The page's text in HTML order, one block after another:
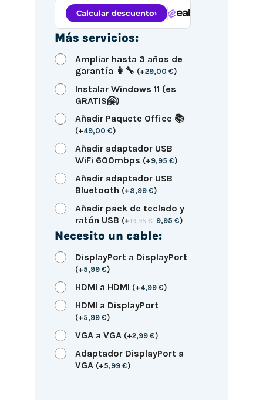
Más servicios:
Ampliar hasta 3 años de
garantía 👩‍🔧 (+29,00 €)
Instalar Windows 11 (es
GRATIS🤗)
Añadir Paquete Office 📚
(+49,00 €)
Añadir adaptador USB
WiFi 600mbps (+9,95 €)
Añadir adaptador USB
Bluetooth (+8,99 €)
Añadir pack de teclado y
ratón USB (+19,95€ 9,95€)
Necesito un cable:
DisplayPort a DisplayPort
(+5,99 €)
HDMI a HDMI (+4,99 €)
HDMI a DisplayPort
(+5,99 €)
VGA a VGA (+2,99 €)
Adaptador DisplayPort a
VGA (+5,99 €)